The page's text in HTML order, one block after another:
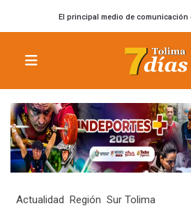
El principal medio de comunicación
Actualidad Región Sur Tolima